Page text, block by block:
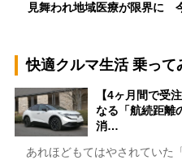
見舞われ地域医療が限界に
快適クルマ生活 乗って
【4ヶ月間で受
なる「航続距離
消…
あれほどもてはやされていた